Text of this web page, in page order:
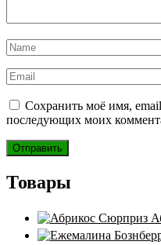
Сохранить моё имя, email
последующих моих
Товары